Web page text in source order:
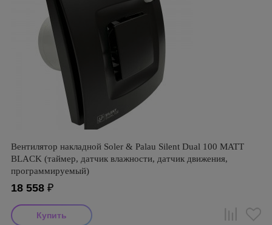
Вентилятор накладной Soler & Palau Silent Dual 100 MATT
BLACK (таймер, датчик влажности, датчик движения,
программируемый)
18 558 ₽